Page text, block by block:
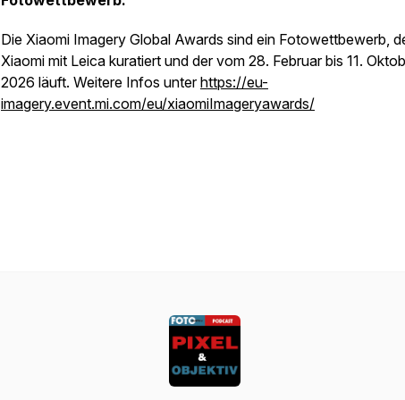
Die Xiaomi Imagery Global Awards sind ein Fotowettbewerb,
Xiaomi mit Leica kuratiert und der vom 28. Februar bis 11.
2026 läuft. Weitere Infos unterhttps://eu-
imagery.event.mi.com/eu/xiaomiImageryawards/